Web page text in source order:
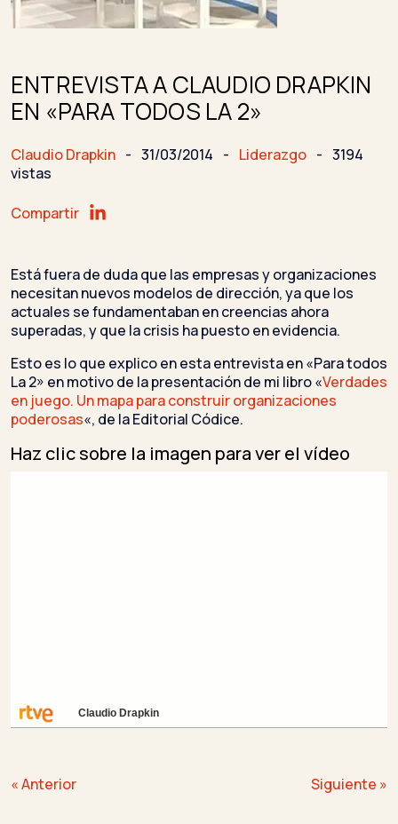
ENTREVISTA A CLAUDIO DRAPKIN
EN «PARA TODOS LA 2»
Claudio Drapkin - 31/03/2014 - Liderazgo - 3194
vistas
Compartir
Está fuera de duda que las empresas y organizaciones
necesitan nuevos modelos de dirección, ya que los
actuales se fundamentaban en creencias ahora
superadas, y que la crisis ha puesto en evidencia.
Esto es lo que explico en esta entrevista en «Para todos
La 2» en motivo de la presentación de mi libro «Verdades
en juego. Un mapa para construir organizaciones
poderosas«, de la Editorial Códice.
Haz clic sobre la imagen para ver el vídeo
Claudio Drapkin
Navegación
« Anterior Siguiente »